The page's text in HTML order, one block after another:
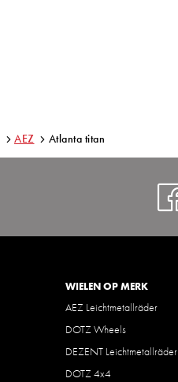
AEZ Atlanta titan
WIELEN OP MERK
AEZ Leichtmetallräder
DOTZ Wheels
DEZENT Leichtmetallräder
DOTZ 4x4